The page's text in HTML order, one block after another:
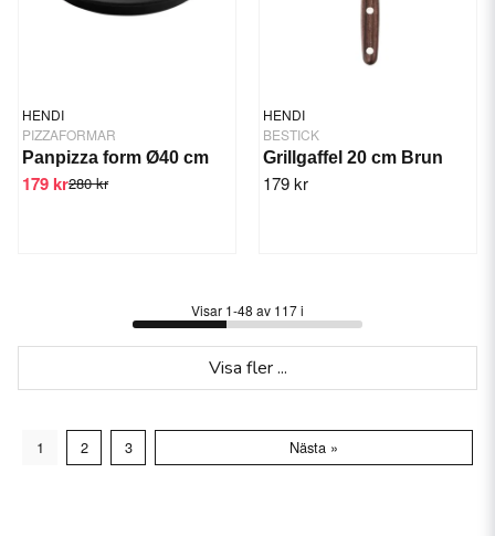
HENDI
PIZZAFORMAR
Panpizza form Ø40 cm
280 kr
179 kr
HENDI
BESTICK
Grillgaffel 20 cm Brun
179 kr
Visar 1-48 av 117 i
Visa fler ...
1 2 3 Nästa »